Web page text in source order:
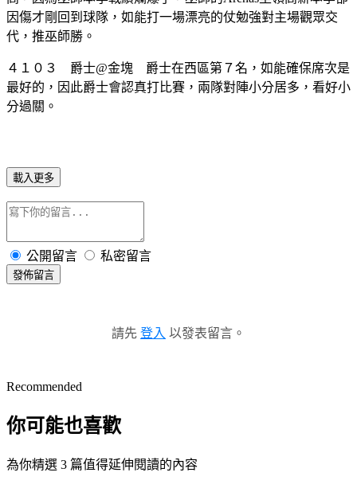
因傷才剛回到球隊，如能打一場漂亮的仗勉強對主場觀眾交
代，推巫師勝。
４１０３ 爵士@金塊 爵士在西區第７名，如能確保席次是
最好的，因此爵士會認真打比賽，兩隊對陣小分居多，看好小
分過關。
載入更多
公開留言 私密留言
發佈留言
請先 登入 以發表留言。
Recommended
你可能也喜歡
為你精選 3 篇值得延伸閱讀的內容